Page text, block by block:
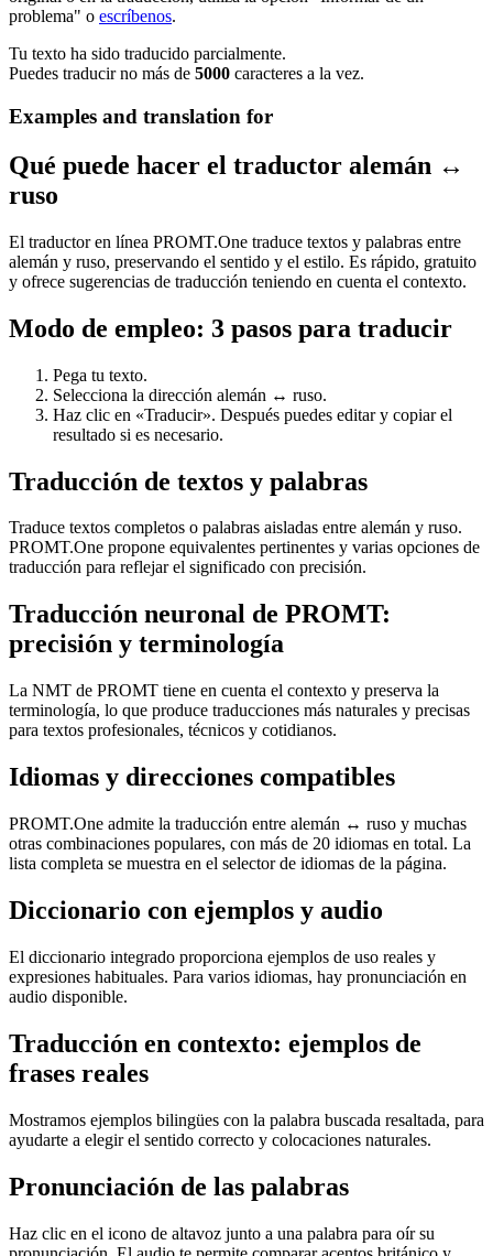
problema" o escríbenos.
Tu texto ha sido traducido parcialmente.
Puedes traducir no más de 5000 caracteres a la vez.
Examples and translation for
Qué puede hacer el traductor alemán ↔
ruso
El traductor en línea PROMT.One traduce textos y palabras entre
alemán y ruso, preservando el sentido y el estilo. Es rápido, gratuito
y ofrece sugerencias de traducción teniendo en cuenta el contexto.
Modo de empleo: 3 pasos para traducir
Pega tu texto.
Selecciona la dirección alemán ↔ ruso.
Haz clic en «Traducir». Después puedes editar y copiar el
resultado si es necesario.
Traducción de textos y palabras
Traduce textos completos o palabras aisladas entre alemán y ruso.
PROMT.One propone equivalentes pertinentes y varias opciones de
traducción para reflejar el significado con precisión.
Traducción neuronal de PROMT:
precisión y terminología
La NMT de PROMT tiene en cuenta el contexto y preserva la
terminología, lo que produce traducciones más naturales y precisas
para textos profesionales, técnicos y cotidianos.
Idiomas y direcciones compatibles
PROMT.One admite la traducción entre alemán ↔ ruso y muchas
otras combinaciones populares, con más de 20 idiomas en total. La
lista completa se muestra en el selector de idiomas de la página.
Diccionario con ejemplos y audio
El diccionario integrado proporciona ejemplos de uso reales y
expresiones habituales. Para varios idiomas, hay pronunciación en
audio disponible.
Traducción en contexto: ejemplos de
frases reales
Mostramos ejemplos bilingües con la palabra buscada resaltada, para
ayudarte a elegir el sentido correcto y colocaciones naturales.
Pronunciación de las palabras
Haz clic en el icono de altavoz junto a una palabra para oír su